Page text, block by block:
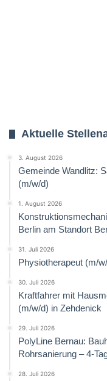
Aktuelle
3. August 2026
Gemeinde Wandlitz:
(m/w/d)
1. August 2026
Berlin am Standort
31. Juli 2026
Physiotherapeut (m/
30. Juli 2026
Kraftfahrer mit
(m/w/d) in Zehdenick
29. Juli 2026
PolyLine Bernau:
Rohrsanierung – 4-
28. Juli 2026